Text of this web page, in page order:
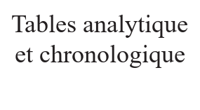
Tables analytique
et chronologique